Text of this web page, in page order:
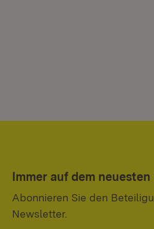
Immer auf dem neuesten
Abonnieren Sie den
Newsletter.